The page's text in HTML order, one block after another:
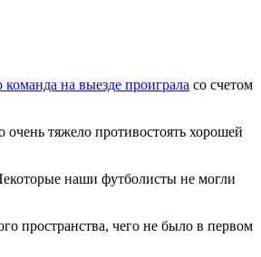
команда на выезде проиграла со счетом
тяжело противостоять хорошей
наши футболисты не могли
пространства, чего не было в первом